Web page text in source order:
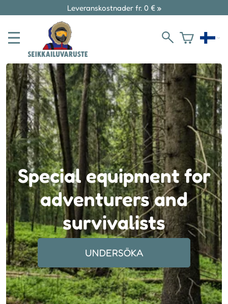
Leveranskostnader fr. 0 € »
Special equipment for
adventurers and
survivalists
UNDERSÖKA